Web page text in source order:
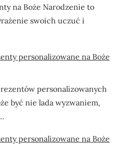
na Boże Narodzenie to
swoich uczuć i
personalizowane na Boże
personalizowanych
być nie lada wyzwaniem,
personalizowane na Boże